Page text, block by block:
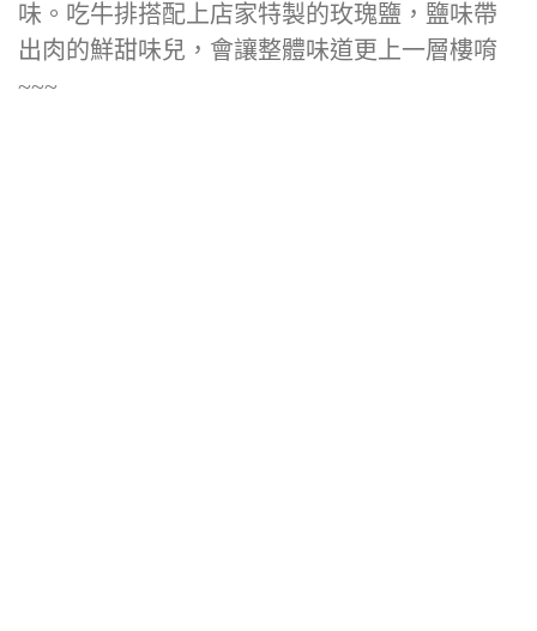
味。吃牛排搭配上店家特製的玫瑰鹽，鹽味帶
出肉的鮮甜味兒，會讓整體味道更上一層樓唷
~~~